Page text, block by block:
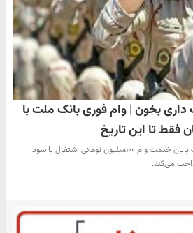
داری بخون | وام فوری بانک ملت با
فقط تا این تاریخ
بانک ملت به سربازان دارای کارت پایان خدمت وام ۱۰۰میلیون تومانی اشتغال با سود